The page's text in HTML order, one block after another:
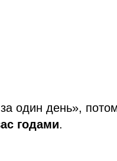
один день»,
годами.